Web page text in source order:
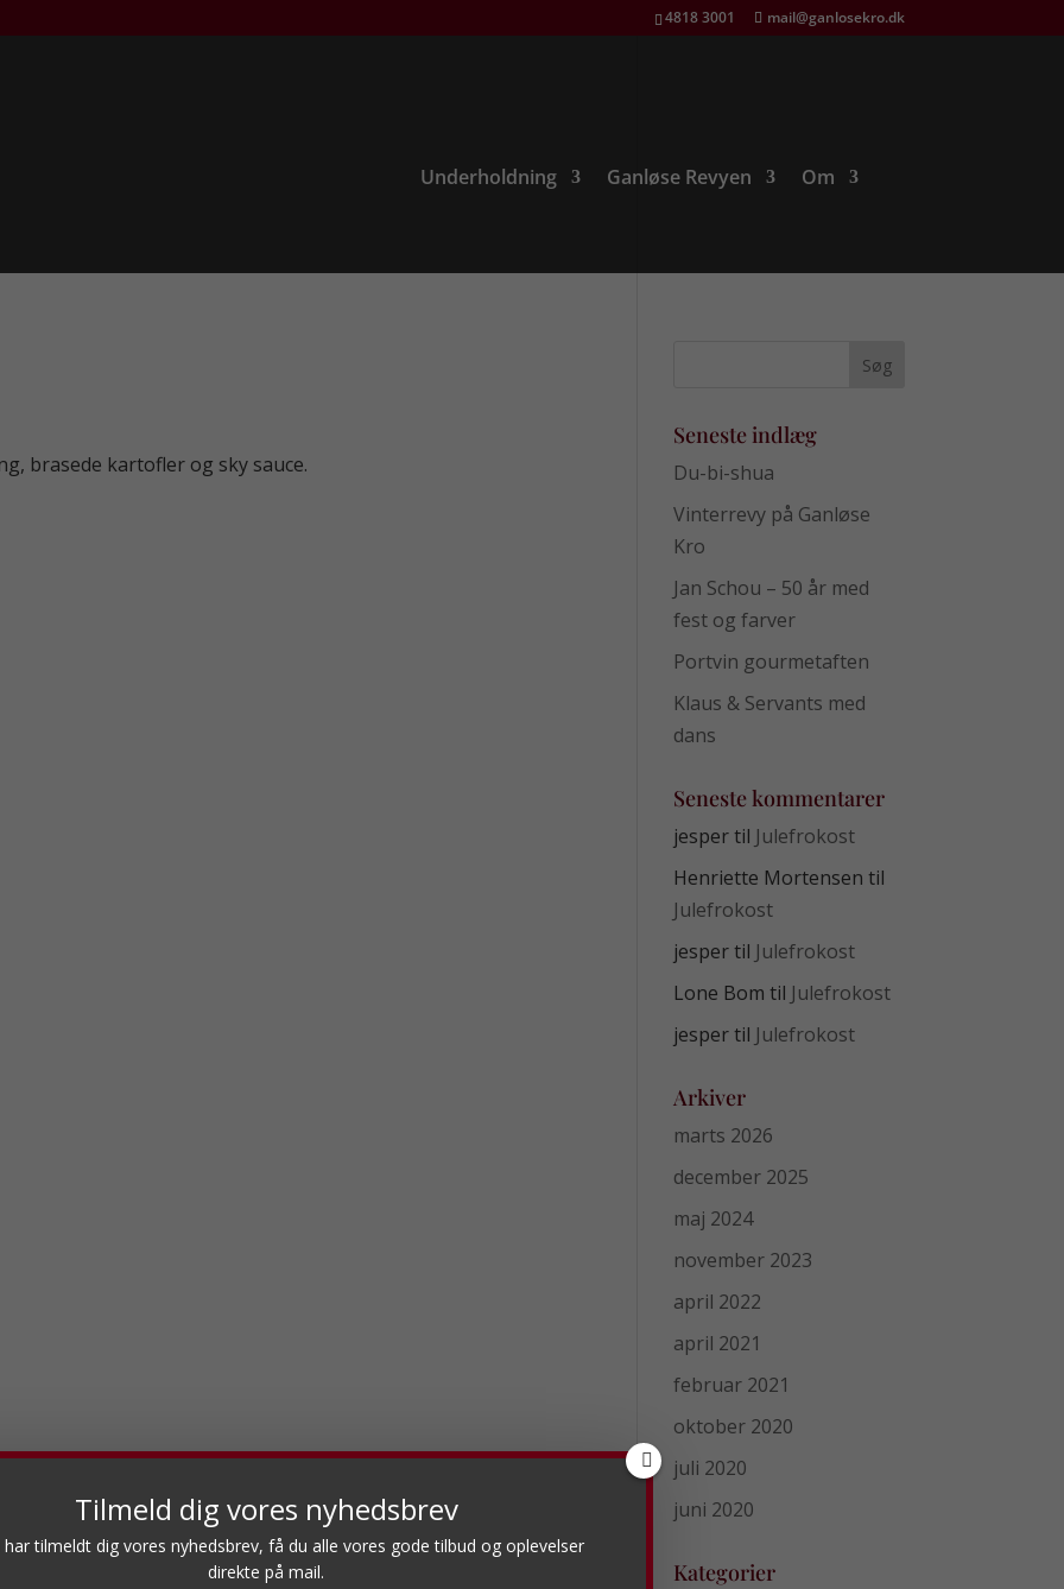
4818 3001 mail@ganlosekro.dk
Underholdning Ganløse Revyen Om
brasede kartofler og sky sauce.
Seneste indlæg
Du-bi-shua
Vinterrevy på Ganløse
Kro
Jan Schou – 50 år med
fest og farver
Portvin gourmetaften
Klaus & Servants med
dans
Seneste kommentarer
jespertil Julefrokost
Henriette Mortensen til
Julefrokost
jespertil Julefrokost
Lone Bom til Julefrokost
jespertil Julefrokost
Arkiver
marts 2026
december 2025
maj 2024
november 2023
april 2022
april 2021
februar 2021
oktober 2020
juli 2020
juni 2020
Kategorier
Tilmeld dig vores nyhedsbrev
har tilmeldt dig vores nyhedsbrev, få du alle vores gode tilbud og oplevelser
direkte på mail.